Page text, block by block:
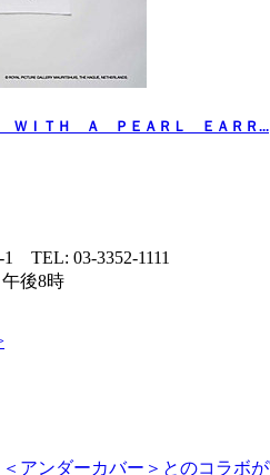
ＷＩＴＨ Ａ ＰＥＡＲＬ ＥＡＲＲ...
1 TEL: 03-3352-1111
後8時